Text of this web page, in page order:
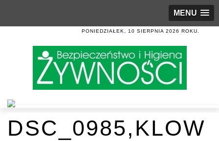
MENU
PONIEDZIAŁEK, 10 SIERPNIA 2026 ROKU.
DSC_0985,KLOW